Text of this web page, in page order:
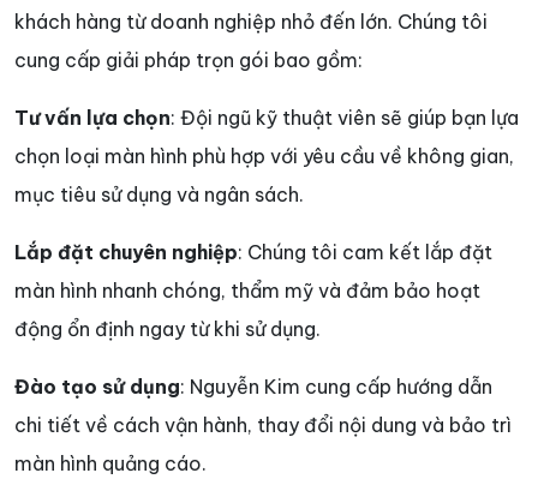
khách hàng từ doanh nghiệp nhỏ đến lớn. Chúng tôi
cung cấp giải pháp trọn gói bao gồm:
Tư vấn lựa chọn: Đội ngũ kỹ thuật viên sẽ giúp bạn lựa
chọn loại màn hình phù hợp với yêu cầu về không gian,
mục tiêu sử dụng và ngân sách.
Lắp đặt chuyên nghiệp: Chúng tôi cam kết lắp đặt
màn hình nhanh chóng, thẩm mỹ và đảm bảo hoạt
động ổn định ngay từ khi sử dụng.
Đào tạo sử dụng: Nguyễn Kim cung cấp hướng dẫn
chi tiết về cách vận hành, thay đổi nội dung và bảo trì
màn hình quảng cáo.